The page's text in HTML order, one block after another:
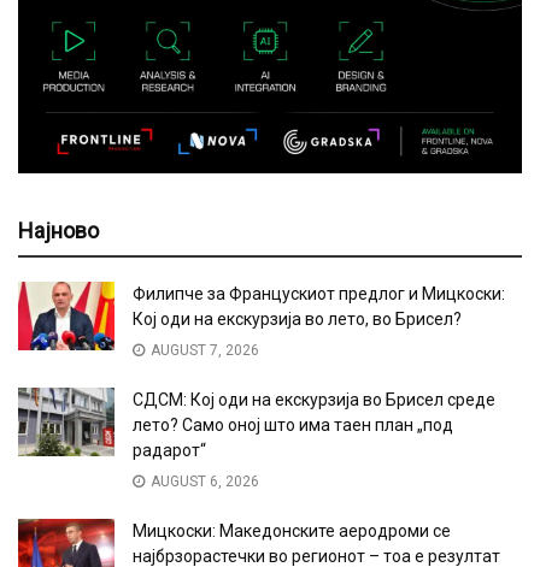
Најново
Филипче за Францускиот предлог и Мицкоски:
Кој оди на екскурзија во лето, во Брисел?
AUGUST 7, 2026
СДСМ: Кој оди на екскурзија во Брисел среде
лето? Само оној што има таен план „под
радарот“
AUGUST 6, 2026
Мицкоски: Македонските аеродроми се
најбрзорастечки во регионот – тоа е резултат